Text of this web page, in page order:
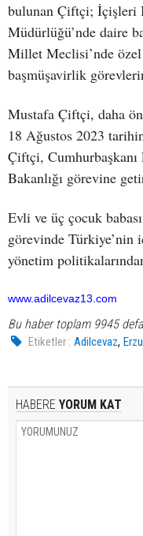
bulunan Çiftçi; İçişleri
Müdürlüğü’nde daire
Millet Meclisi’nde
başmüşavirlik
Mustafa Çiftçi, daha
18 Ağustos 2023
Çiftçi, Cumhurbaşkanı
Bakanlığı görevine
Evli ve üç çocuk
görevinde Türkiye’nin
yönetim
www.adilcevaz13.com
Bu haber toplam 9945
Etiketler : Adilcevaz,
HABERE YORUM KAT